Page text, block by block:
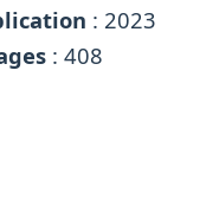
: 2023
: 408